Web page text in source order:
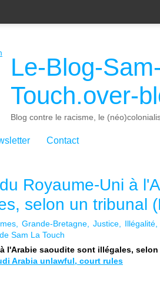
Le-Blog-
Touch.over-
Blog contre le racisme, le
Contact
Royaume-Uni à
selon un tribunal
Grande-Bretagne Justice Illégalité
Sam La Touch
l'Arabie saoudite sont illégales,
Arabia unlawful, court rules